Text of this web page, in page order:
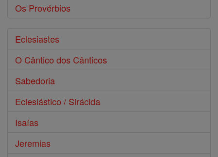
Os Provérbios
Eclesiastes
O Cântico dos Cânticos
Sabedoria
Eclesiástico / Sirácida
Isaías
Jeremias